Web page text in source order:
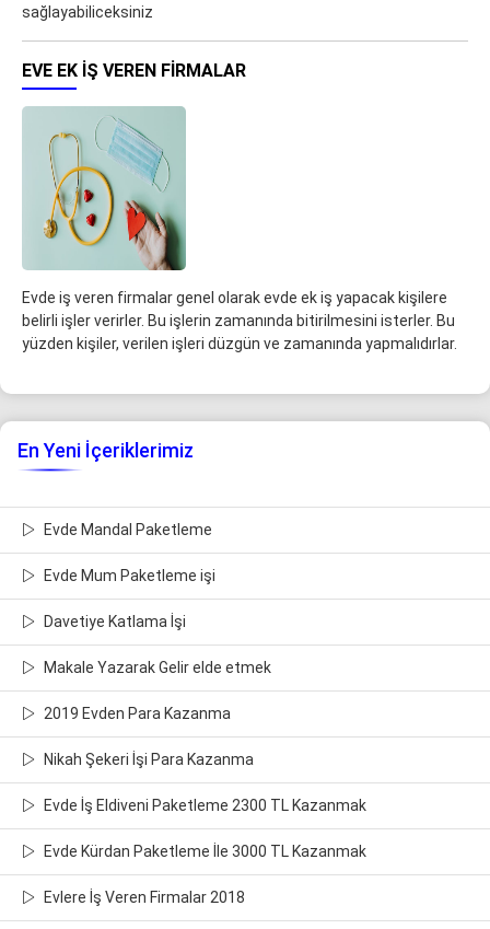
sağlayabiliceksiniz
EVE EK IŞ VEREN FIRMALAR
Evde iş veren firmalar genel olarak evde ek iş yapacak kişilere
belirli işler verirler. Bu işlerin zamanında bitirilmesini isterler. Bu
yüzden kişiler, verilen işleri düzgün ve zamanında yapmalıdırlar.
En Yeni İçeriklerimiz
Evde Mandal Paketleme
Evde Mum Paketleme işi
Davetiye Katlama İşi
Makale Yazarak Gelir elde etmek
2019 Evden Para Kazanma
Nikah Şekeri İşi Para Kazanma
Evde İş Eldiveni Paketleme 2300 TL Kazanmak
Evde Kürdan Paketleme İle 3000 TL Kazanmak
Evlere İş Veren Firmalar 2018